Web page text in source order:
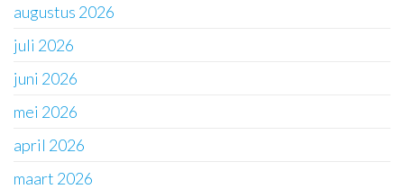
augustus 2026
juli 2026
juni 2026
mei 2026
april 2026
maart 2026